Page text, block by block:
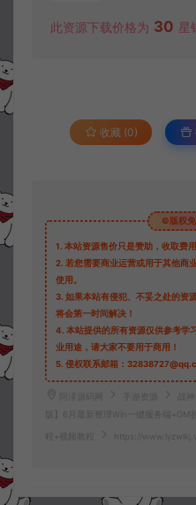
此资源下载价格为 30 星
收藏 (0)
©版权免
1. 本站资源售价只是赞助，收取费
2. 若您需要商业运营或用于其他商
使用。
3. 如果本站有侵犯、不妥之处的资
将会第一时间解决！
4. 本站提供的所有资源仅供参考学
业用途，请大家不要用于商用！
5. 侵权联系邮箱：
阿泽源码网 手游资源
战
版】6月最新整理Win一键服务端+GM
程+视频教程 https://